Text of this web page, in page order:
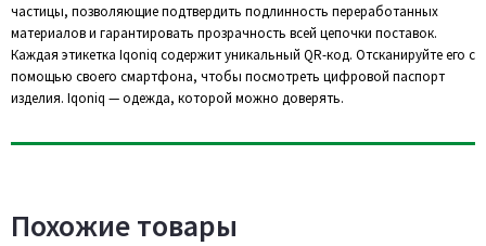
частицы, позволяющие подтвердить подлинность переработанных
материалов и гарантировать прозрачность всей цепочки поставок.
Каждая этикетка Iqoniq содержит уникальный QR-код. Отсканируйте его с
помощью своего смартфона, чтобы посмотреть цифровой паспорт
изделия. Iqoniq — одежда, которой можно доверять.
Похожие товары